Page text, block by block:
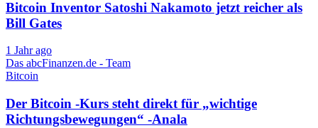
Bitcoin Inventor Satoshi Nakamoto jetzt reicher als
Bill Gates
1 Jahr ago
Das abcFinanzen.de - Team
Bitcoin
Der Bitcoin -Kurs steht direkt für „wichtige
Richtungsbewegungen“ -Anala